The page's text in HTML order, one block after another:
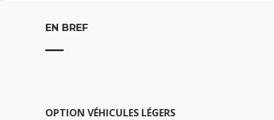
EN BREF
OPTION VÉHICULES LÉGERS